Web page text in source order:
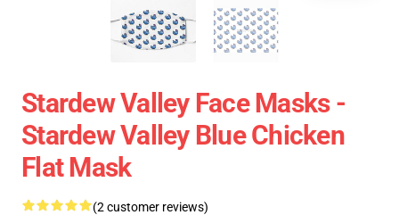
Stardew Valley Face Masks -
Stardew Valley Blue Chicken
Flat Mask
(2 customer reviews)